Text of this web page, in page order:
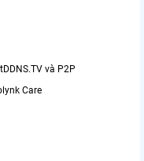
và P2P
Care